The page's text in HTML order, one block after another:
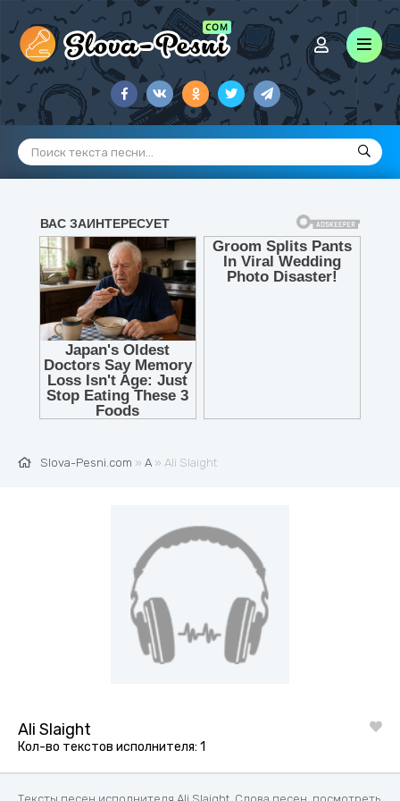
Slova-Pesni.com » A » Ali Slaight
Ali Slaight
Кол-во текстов исполнителя: 1